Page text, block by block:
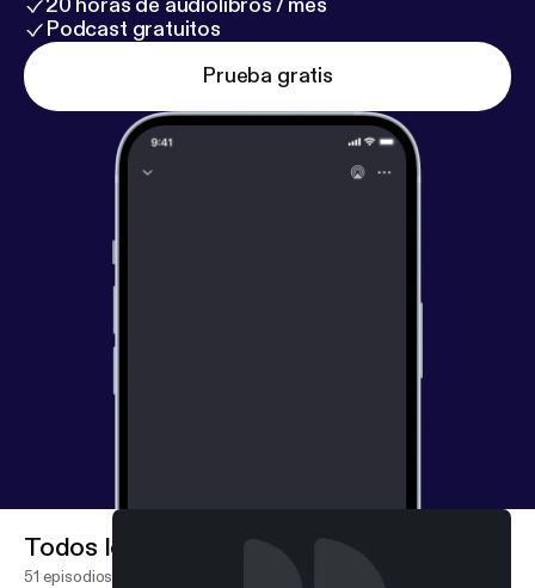
Podcast gratuitos
Prueba gratis
Todos los episodios
51 episodios